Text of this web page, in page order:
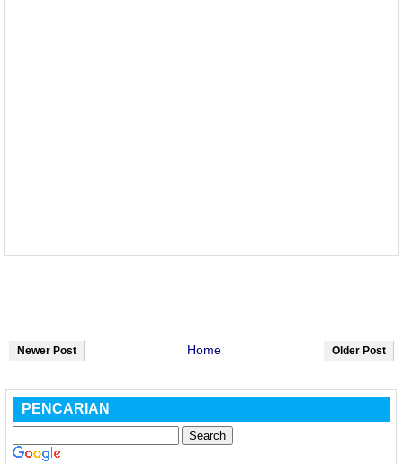
Newer Post Older Post
Home
PENCARIAN